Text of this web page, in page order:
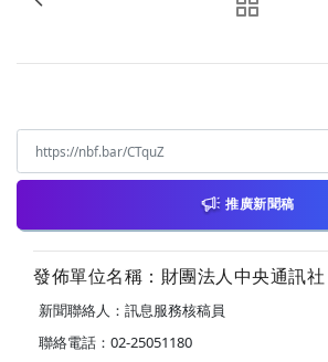
推廣新聞稿
發佈單位名稱：財團法人中央通訊社
新聞聯絡人：訊息服務核稿員
聯絡電話：02-25051180